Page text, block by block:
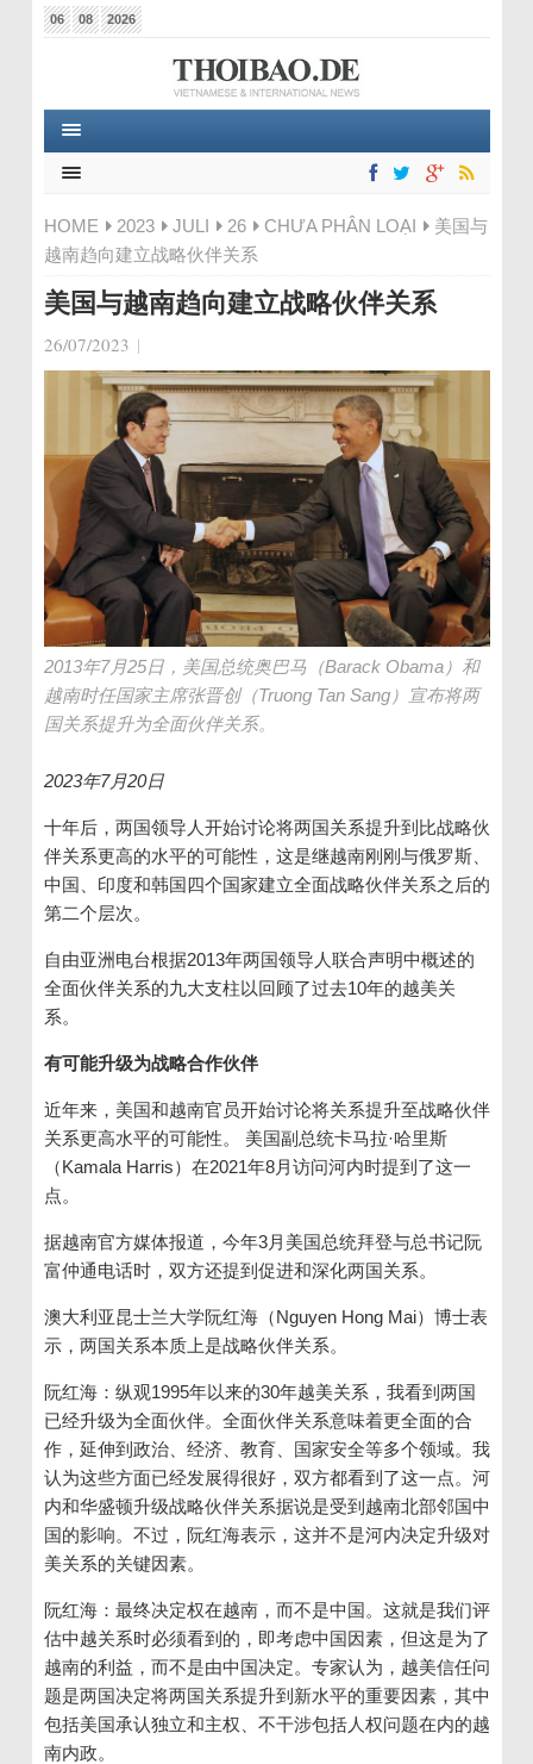
06 08 2026
HOME 2023 JULI 26 CHƯA PHÂN LOẠI
美国与
越南趋向建立战略伙伴关系
美国与越南趋向建立战略伙伴关系
26/07/2023 |
2013年7月25日，美国总统奥巴马（Barack Obama）和
越南时任国家主席张晋创（Truong Tan Sang）宣布将两
国关系提升为全面伙伴关系。
2023年7月20日
十年后，两国领导人开始讨论将两国关系提升到比战略伙
伴关系更高的水平的可能性，这是继越南刚刚与俄罗斯、
中国、印度和韩国四个国家建立全面战略伙伴关系之后的
第二个层次。
自由亚洲电台根据2013年两国领导人联合声明中概述的
全面伙伴关系的九大支柱以回顾了过去10年的越美关
系。
有可能升级为战略合作伙伴
近年来，美国和越南官员开始讨论将关系提升至战略伙伴
关系更高水平的可能性。 美国副总统卡马拉·哈里斯
（Kamala Harris）在2021年8月访问河内时提到了这一
点。
据越南官方媒体报道，今年3月美国总统拜登与总书记阮
富仲通电话时，双方还提到促进和深化两国关系。
澳大利亚昆士兰大学阮红海（Nguyen Hong Mai）博士表
示，两国关系本质上是战略伙伴关系。
阮红海：纵观1995年以来的30年越美关系，我看到两国
已经升级为全面伙伴。全面伙伴关系意味着更全面的合
作，延伸到政治、经济、教育、国家安全等多个领域。我
认为这些方面已经发展得很好，双方都看到了这一点。河
内和华盛顿升级战略伙伴关系据说是受到越南北部邻国中
国的影响。不过，阮红海表示，这并不是河内决定升级对
美关系的关键因素。
阮红海：最终决定权在越南，而不是中国。这就是我们评
估中越关系时必须看到的，即考虑中国因素，但这是为了
越南的利益，而不是由中国决定。专家认为，越美信任问
题是两国决定将两国关系提升到新水平的重要因素，其中
包括美国承认独立和主权、不干涉包括人权问题在内的越
南内政。